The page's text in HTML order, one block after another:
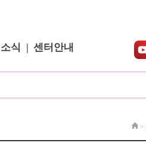
식 센터안내
>